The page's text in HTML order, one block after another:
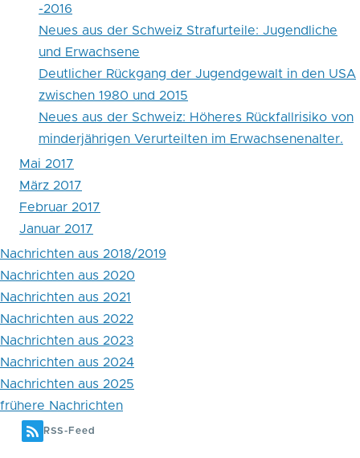
-2016
Neues aus der Schweiz Strafurteile: Jugendliche
und Erwachsene
Deutlicher Rückgang der Jugendgewalt in den USA
zwischen 1980 und 2015
Neues aus der Schweiz: Höheres Rückfallrisiko von
minderjährigen Verurteilten im Erwachsenenalter.
Mai 2017
März 2017
Februar 2017
Januar 2017
Nachrichten aus 2018/2019
Nachrichten aus 2020
Nachrichten aus 2021
Nachrichten aus 2022
Nachrichten aus 2023
Nachrichten aus 2024
Nachrichten aus 2025
frühere Nachrichten
RSS-Feed